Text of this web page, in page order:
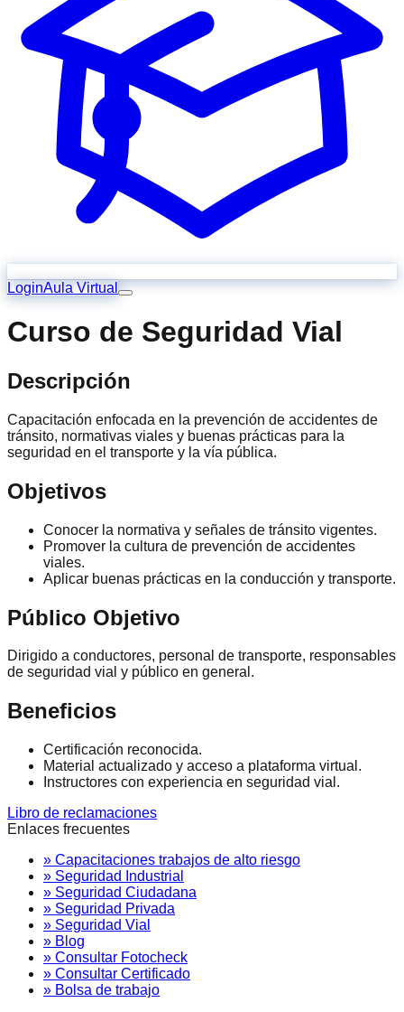
LoginAula Virtual
Curso de Seguridad Vial
Descripción
Capacitación enfocada en la prevención de accidentes de
tránsito, normativas viales y buenas prácticas para la
seguridad en el transporte y la vía pública.
Objetivos
Conocer la normativa y señales de tránsito vigentes.
Promover la cultura de prevención de accidentes
viales.
Aplicar buenas prácticas en la conducción y transporte.
Público Objetivo
Dirigido a conductores, personal de transporte, responsables
de seguridad vial y público en general.
Beneficios
Certificación reconocida.
Material actualizado y acceso a plataforma virtual.
Instructores con experiencia en seguridad vial.
Libro de reclamaciones
Enlaces frecuentes
» Capacitaciones trabajos de alto riesgo
» Seguridad Industrial
» Seguridad Ciudadana
» Seguridad Privada
» Seguridad Vial
» Blog
» Consultar Fotocheck
» Consultar Certificado
» Bolsa de trabajo